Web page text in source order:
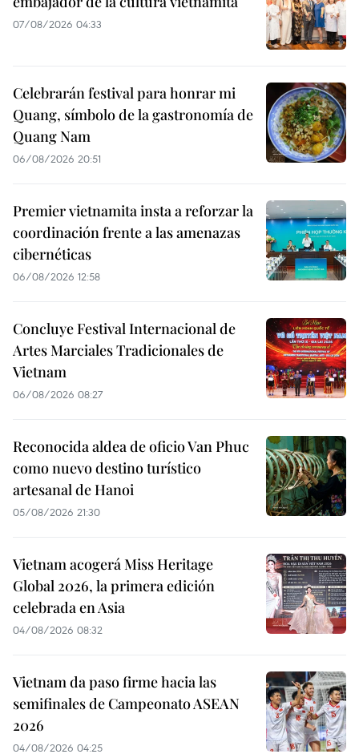
07/08/2026 04:33
Celebrarán festival para honrar mi
Quang, símbolo de la gastronomía de
Quang Nam
06/08/2026 20:51
Premier vietnamita insta a reforzar la
coordinación frente a las amenazas
cibernéticas
06/08/2026 12:58
Concluye Festival Internacional de
Artes Marciales Tradicionales de
Vietnam
06/08/2026 08:27
Reconocida aldea de oficio Van Phuc
como nuevo destino turístico
artesanal de Hanoi
05/08/2026 21:30
Vietnam acogerá Miss Heritage
Global 2026, la primera edición
celebrada en Asia
04/08/2026 08:32
Vietnam da paso firme hacia las
semifinales de Campeonato ASEAN
2026
04/08/2026 04:25